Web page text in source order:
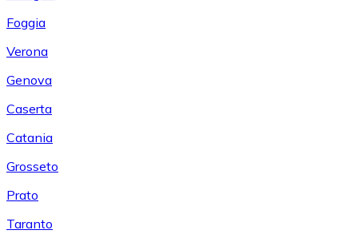
Foggia
Verona
Genova
Caserta
Catania
Grosseto
Prato
Taranto